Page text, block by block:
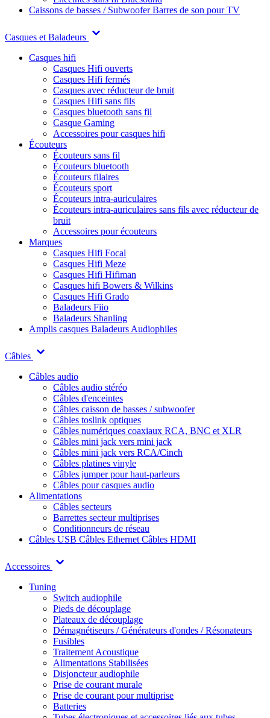
Caissons de basses / SubwooferBarres de son pour TV
Casques et Baladeurs
Casques hifi
Casques Hifi ouverts
Casques Hifi fermés
Casques avec réducteur de bruit
Casques Hifi sans fils
Casques bluetooth sans fil
Casque Gaming
Accessoires pour casques hifi
Écouteurs
Écouteurs sans fil
Écouteurs bluetooth
Écouteurs filaires
Écouteurs sport
Écouteurs intra-auriculaires
Écouteurs intra-auriculaires sans fils avec réducteur de
bruit
Accessoires pour écouteurs
Marques
Casques Hifi Focal
Casques Hifi Meze
Casques Hifi Hifiman
Casques hifi Bowers & Wilkins
Casques Hifi Grado
Baladeurs Fiio
Baladeurs Shanling
Amplis casques Baladeurs Audiophiles
Câbles
Câbles audio
Câbles audio stéréo
Câbles d'enceintes
Câbles caisson de basses / subwoofer
Câbles toslink optiques
Câbles numériques coaxiaux RCA, BNC et XLR
Câbles mini jack vers mini jack
Câbles mini jack vers RCA/Cinch
Câbles platines vinyle
Câbles jumper pour haut-parleurs
Câbles pour casques audio
Alimentations
Câbles secteurs
Barrettes secteur multiprises
Conditionneurs de réseau
Câbles USB Câbles Ethernet Câbles HDMI
Accessoires
Tuning
Switch audiophile
Pieds de découplage
Plateaux de découplage
Démagnétiseurs / Générateurs d'ondes / Résonateurs
Fusibles
Traitement Acoustique
Alimentations Stabilisées
Disjoncteur audiophile
Prise de courant murale
Prise de courant pour multiprise
Batteries